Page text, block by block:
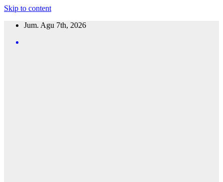
Skip to content
Jum. Agu 7th, 2026